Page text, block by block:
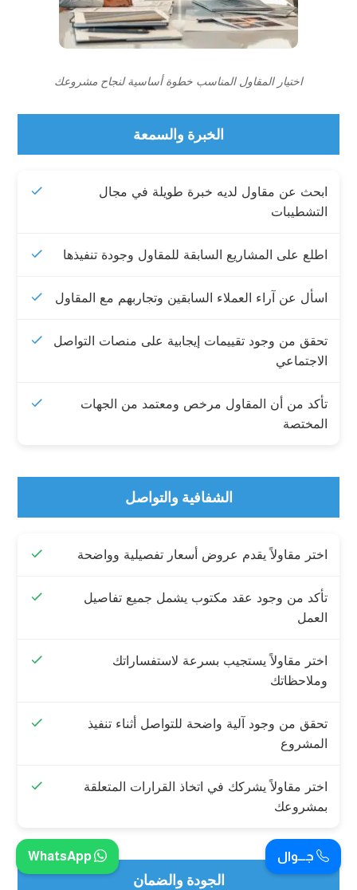
اختيار المقاول المناسب خطوة أساسية لنجاح مشروعك
الخبرة والسمعة
ابحث عن مقاول لديه خبرة طويلة في مجال
التشطيبات
اطلع على المشاريع السابقة للمقاول وجودة تنفيذها
اسأل عن آراء العملاء السابقين وتجاربهم مع المقاول
تحقق من وجود تقييمات إيجابية على منصات التواصل
الاجتماعي
تأكد من أن المقاول مرخص ومعتمد من الجهات
المختصة
الشفافية والتواصل
اختر مقاولاً يقدم عروض أسعار تفصيلية وواضحة
تأكد من وجود عقد مكتوب يشمل جميع تفاصيل
العمل
اختر مقاولاً يستجيب بسرعة لاستفساراتك
وملاحظاتك
تحقق من وجود آلية واضحة للتواصل أثناء تنفيذ
المشروع
اختر مقاولاً يشركك في اتخاذ القرارات المتعلقة
بمشروعك
الجودة والضمان
جـــوال